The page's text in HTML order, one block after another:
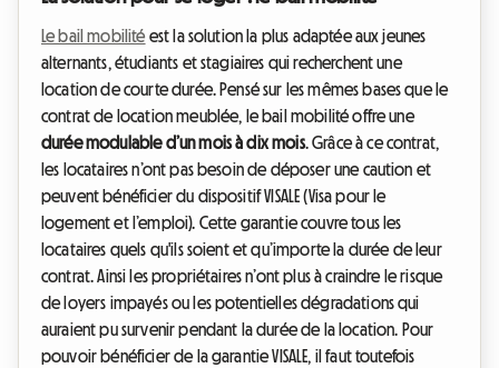
Le bail mobilité est la solution la plus adaptée aux jeunes
alternants, étudiants et stagiaires qui recherchent une
location de courte durée. Pensé sur les mêmes bases que le
contrat de location meublée, le bail mobilité offre une
durée modulable d’un mois à dix mois. Grâce à ce contrat,
les locataires n’ont pas besoin de déposer une caution et
peuvent bénéficier du dispositif VISALE (Visa pour le
logement et l’emploi). Cette garantie couvre tous les
locataires quels qu'ils soient et qu’importe la durée de leur
contrat. Ainsi les propriétaires n’ont plus à craindre le risque
de loyers impayés ou les potentielles dégradations qui
auraient pu survenir pendant la durée de la location. Pour
pouvoir bénéficier de la garantie VISALE, il faut toutefois